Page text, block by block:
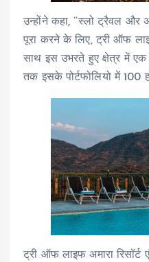
उन्होंने कहा, ’’स्लो ट्रैवल और
पूरा करने के लिए, ट्री ऑफ
साथ इस उभरते हुए क्षेत्र में
तक इसके पोर्टफोलियो में 100
ट्री ऑफ लाइफ अमारा रिसॉर्ट